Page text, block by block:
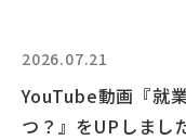
2026.07.21
YouTube動画『就
つ？』をUPしまし